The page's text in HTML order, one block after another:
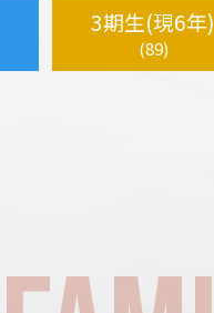
3期生(現6年)
(89)